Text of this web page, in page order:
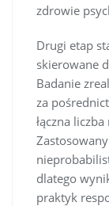
zdrowie
Drugi etap
skierowane
Badanie
za
łączna
dlatego
praktyk